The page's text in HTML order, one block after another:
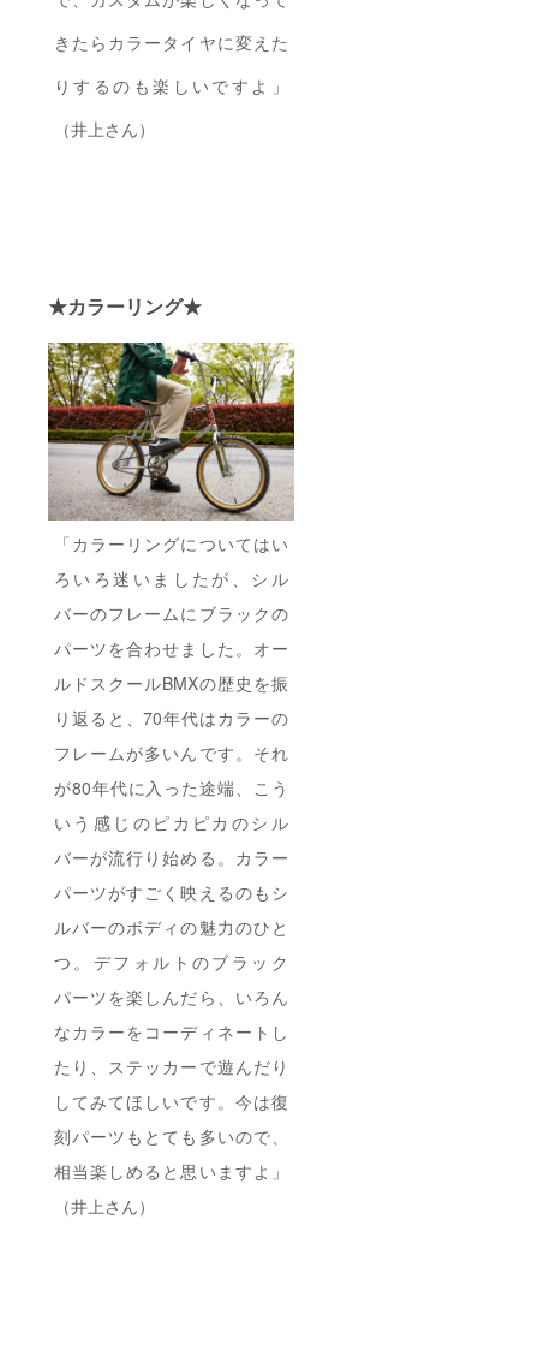
きたらカラータイヤに変えた
りするのも楽しいですよ」
（井上さん）
★カラーリング★
「カラーリングについてはい
ろいろ迷いましたが、シル
バーのフレームにブラックの
パーツを合わせました。オー
ルドスクールBMXの歴史を振
り返ると、70年代はカラーの
フレームが多いんです。それ
が80年代に入った途端、こう
いう感じのピカピカのシル
バーが流行り始める。カラー
パーツがすごく映えるのもシ
ルバーのボディの魅力のひと
つ。デフォルトのブラック
パーツを楽しんだら、いろん
なカラーをコーディネートし
たり、ステッカーで遊んだり
してみてほしいです。今は復
刻パーツもとても多いので、
相当楽しめると思いますよ」
（井上さん）